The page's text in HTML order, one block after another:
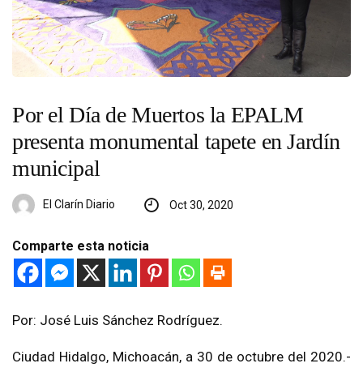
Por el Día de Muertos la EPALM
presenta monumental tapete en Jardín
municipal
El Clarín Diario Oct 30, 2020
Comparte esta noticia
Por: José Luis Sánchez Rodríguez.
Ciudad Hidalgo, Michoacán, a 30 de octubre del 2020.-